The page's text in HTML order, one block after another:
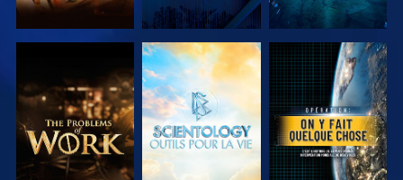
DÉCOUVRIR
LES SÉRIES
DÉCOUVRIR
LES SÉRIES
REGARDER